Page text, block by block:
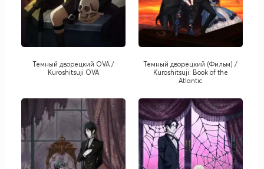
Темный дворецкий OVA /
Kuroshitsuji OVA
Темный дворецкий (Фильм) /
Kuroshitsuji: Book of the
Atlantic